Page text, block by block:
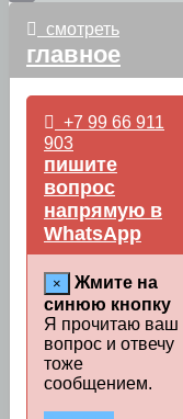
смотреть
главное
+7 99 66 911
903
пишите
вопрос
напрямую в
WhatsApp
×
Жмите на
синюю кнопку
Я прочитаю ваш
вопрос и отвечу
тоже
сообщением.